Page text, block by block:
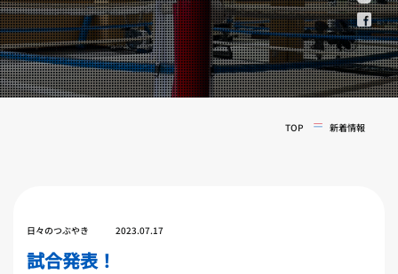
キャンペーン
実戦コース
料金システム
フィットネスコース
TOP 新着情報
日々のつぶやき 2023.07.17
試合発表！